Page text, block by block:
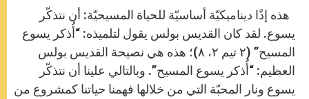
هذه إذًا ديناميكيّة أساسيّة للحياة المسيحيّة: أن نتذكّر
يسوع. لقد كان القديس بولس يقول لتلميذه: “أُذكر يسوع
المسيح” (۲ تيم ۲، ۸)؛ هذه هي نصيحة القديس بولس
العظيم: “أُذكر يسوع المسيح”. وبالتالي علينا أن نتذكّر
يسوع ونار المحبّة التي من خلالها فهمنا حياتنا كمشروع من